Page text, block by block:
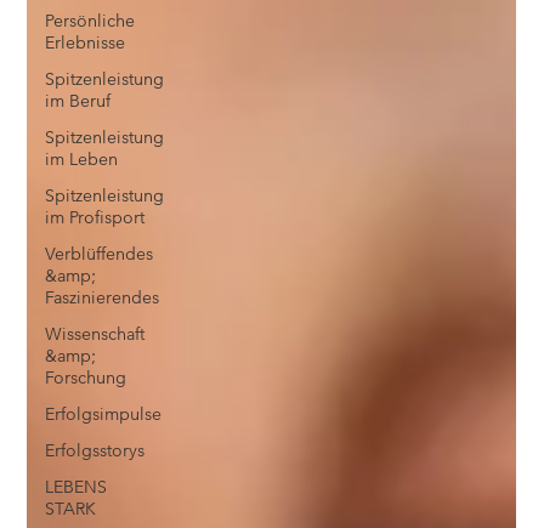
Persönliche
Erlebnisse
Spitzenleistung
im Beruf
Spitzenleistung
im Leben
Spitzenleistung
im Profisport
Verblüffendes
&amp;
Faszinierendes
Wissenschaft
&amp;
Forschung
Erfolgsimpulse
Erfolgsstorys
LEBENS
STARK